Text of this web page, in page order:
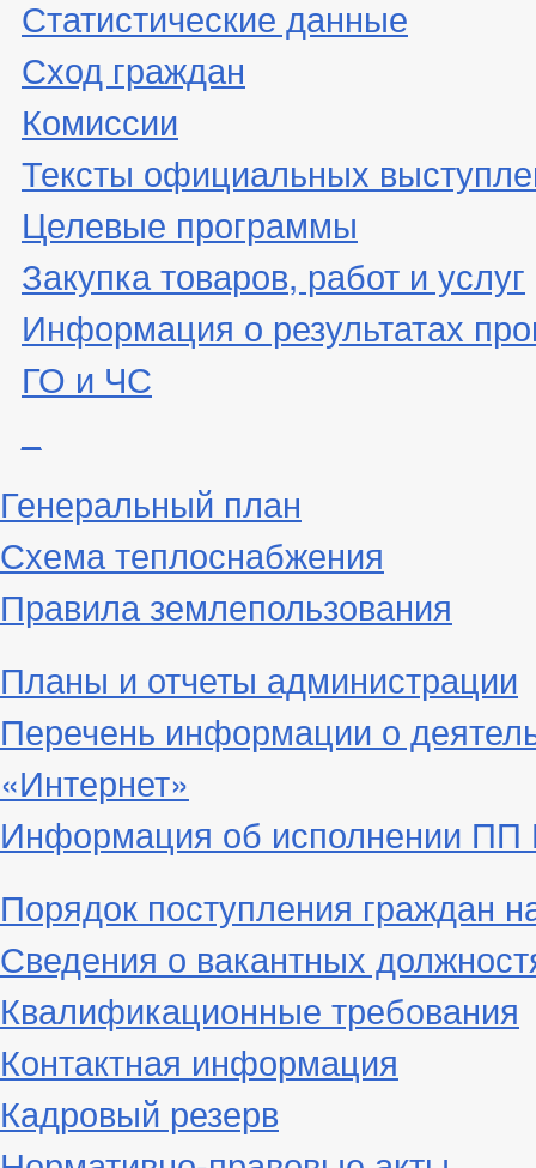
Статистические данные
Сход граждан
Комиссии
Тексты официальных
Целевые программы
Закупка товаров, работ и услуг
Информация о результатах
ГО и ЧС
Генеральный план
Схема теплоснабжения
Правила землепользования
Планы и отчеты администрации
Перечень информации о
«Интернет»
Информация об исполнении ПП
Порядок поступления граждан
Сведения о вакантных
Квалификационные требования
Контактная информация
Кадровый резерв